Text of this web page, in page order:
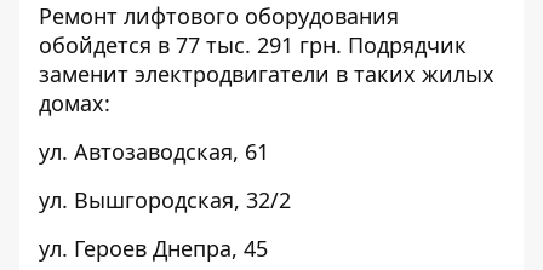
Ремонт лифтового оборудования
обойдется в 77 тыс. 291 грн. Подрядчик
заменит электродвигатели в таких жилых
домах:
ул. Автозаводская, 61
ул. Вышгородская, 32/2
ул. Героев Днепра, 45